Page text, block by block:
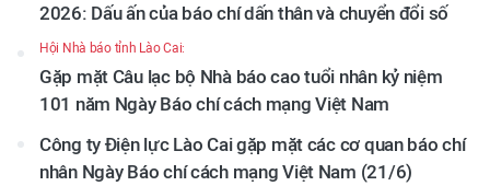
2026: Dấu ấn của báo chí dấn thân và chuyển đổi số
Hội Nhà báo tỉnh Lào Cai:
Gặp mặt Câu lạc bộ Nhà báo cao tuổi nhân kỷ niệm
101 năm Ngày Báo chí cách mạng Việt Nam
Công ty Điện lực Lào Cai gặp mặt các cơ quan báo chí
nhân Ngày Báo chí cách mạng Việt Nam (21/6)